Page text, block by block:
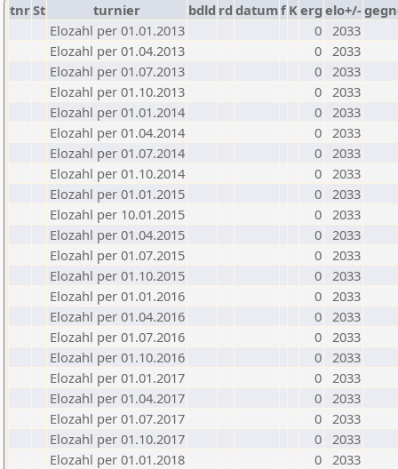
tnrSt turnier bdld rd datumf Kerg elo+/-
Elozahl per 01.01.2013
0 2033
Elozahl per 01.04.2013
0 2033
Elozahl per 01.07.2013
0 2033
Elozahl per 01.10.2013
0 2033
Elozahl per 01.01.2014
0 2033
Elozahl per 01.04.2014
0 2033
Elozahl per 01.07.2014
0 2033
Elozahl per 01.10.2014
0 2033
Elozahl per 01.01.2015
0 2033
Elozahl per 10.01.2015
0 2033
Elozahl per 01.04.2015
0 2033
Elozahl per 01.07.2015
0 2033
Elozahl per 01.10.2015
0 2033
Elozahl per 01.01.2016
0 2033
Elozahl per 01.04.2016
0 2033
Elozahl per 01.07.2016
0 2033
Elozahl per 01.10.2016
0 2033
Elozahl per 01.01.2017
0 2033
Elozahl per 01.04.2017
0 2033
Elozahl per 01.07.2017
0 2033
Elozahl per 01.10.2017
0 2033
Elozahl per 01.01.2018
0 2033